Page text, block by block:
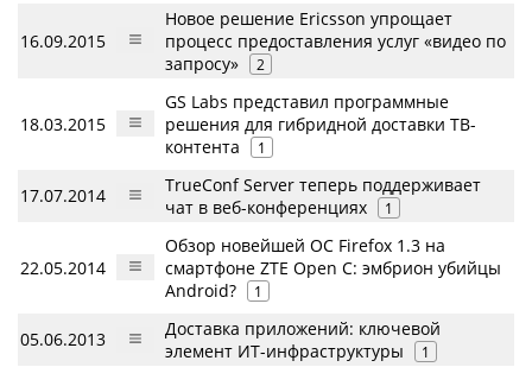
16.09.2015
Новое решение Ericsson упрощает
процесс предоставления услуг «видео по
запросу»
2
18.03.2015
GS Labs представил программные
решения для гибридной доставки ТВ-
контента
1
17.07.2014
TrueConf Server теперь поддерживает
чат в веб-конференциях
1
22.05.2014
Обзор новейшей ОС Firefox 1.3 на
смартфоне ZTE Open C: эмбрион убийцы
Android?
1
05.06.2013
Доставка приложений: ключевой
элемент ИТ-инфраструктуры
1